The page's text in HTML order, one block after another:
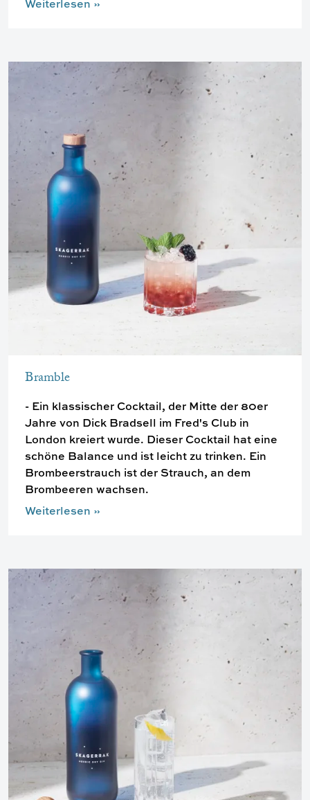
Weiterlesen »
Bramble
- Ein klassischer Cocktail, der Mitte der 80er
Jahre von Dick Bradsell im Fred's Club in
London kreiert wurde. Dieser Cocktail hat eine
schöne Balance und ist leicht zu trinken. Ein
Brombeerstrauch ist der Strauch, an dem
Brombeeren wachsen.
Weiterlesen »